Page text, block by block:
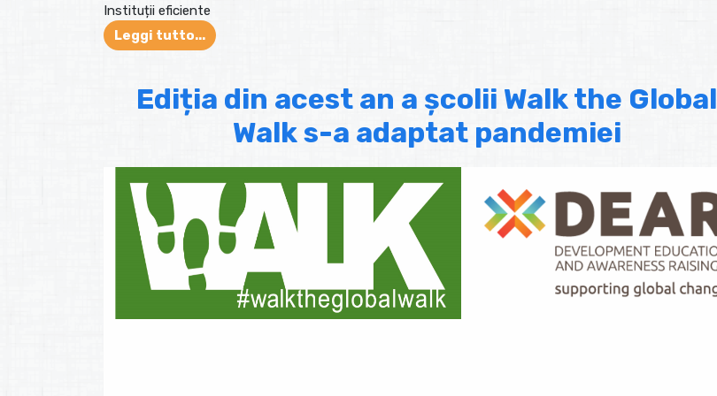
Instituții eficiente
Leggi tutto...
Ediția din acest an a școlii Walk the Global
Walk s-a adaptat pandemiei